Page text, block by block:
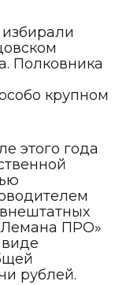
Полковника
крупном
этого года
ПРО»
виде
рублей.